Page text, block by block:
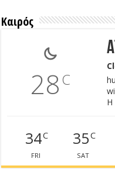
Καιρός
28C
H
34C
FRI
35C
SAT